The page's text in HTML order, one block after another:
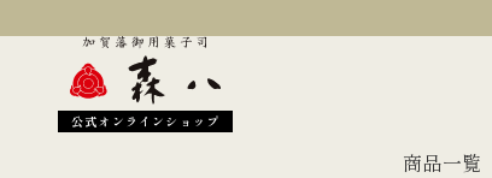
公式オンラインショップ
商品一覧